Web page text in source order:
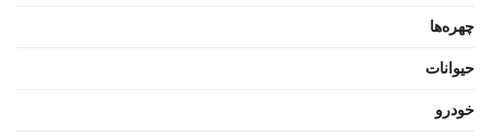
چهره‌ها
حیوانات
خودرو